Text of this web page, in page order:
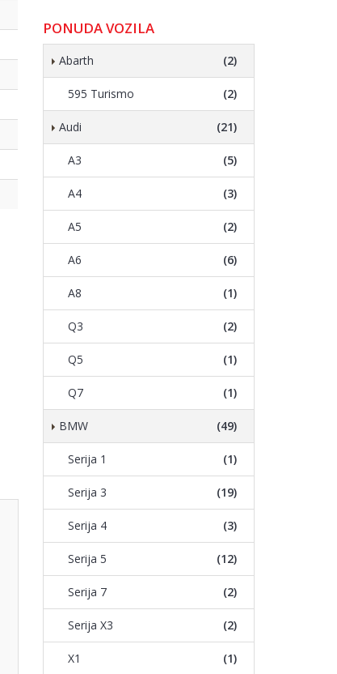
PONUDA VOZILA
Abarth (2)
595 Turismo (2)
Audi (21)
A3 (5)
A4 (3)
A5 (2)
A6 (6)
A8 (1)
Q3 (2)
Q5 (1)
Q7 (1)
BMW (49)
Serija 1 (1)
Serija 3 (19)
Serija 4 (3)
Serija 5 (12)
Serija 7 (2)
Serija X3 (2)
X1 (1)